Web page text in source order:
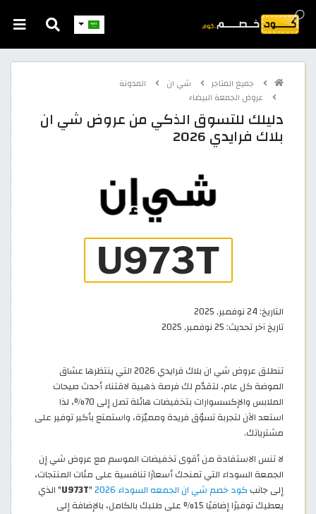
جميع المتاجر شي ان
المدونة
عروض الجمعة البيضاء
دليلك للتسوق الذكي من عروض شي ان
بلاك فرايدي 2026
التاريخ:24 نوفمبر, 2025
تاريخ آخر تحديث:25 نوفمبر, 2025
تنطلق عروض شي ان بلاك فرايدي 2026 التي ينتظرها عشاق
الموضة كل عام، لتقدّم لك فرصة ذهبية لاقتناء أحدث صيحات
الملابس والإكسسوارات بتخفيضات هائلة تصل إلى 70%، لذا
استعد الآن لتجربة تسوّق فريدة ومميّزة، واستمتع بأكبر توفير على
مشترياتك.
لا تنس الاستفادة من أقوى تخفيضات الموسم مع عروض شي إن
الجمعة السوداء التي تمنحك أسعارًا تنافسية على مئات المنتجات،
إلى جانب كود خصم شي ان الجمعه السوداء 2026 "
U973T" الذي
يعطيك توفيرًا إضافيًا 15% على طلبك بالكامل، بالإضافة إلى